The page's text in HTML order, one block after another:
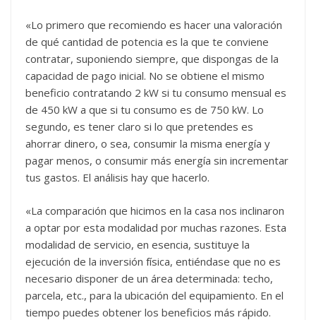
«Lo primero que recomiendo es hacer una valoración
de qué cantidad de potencia es la que te conviene
contratar, suponiendo siempre, que dispongas de la
capacidad de pago inicial. No se obtiene el mismo
beneficio contratando 2 kW si tu consumo mensual es
de 450 kW a que si tu consumo es de 750 kW. Lo
segundo, es tener claro si lo que pretendes es
ahorrar dinero, o sea, consumir la misma energía y
pagar menos, o consumir más energía sin incrementar
tus gastos. El análisis hay que hacerlo.
«La comparación que hicimos en la casa nos inclinaron
a optar por esta modalidad por muchas razones. Esta
modalidad de servicio, en esencia, sustituye la
ejecución de la inversión física, entiéndase que no es
necesario disponer de un área determinada: techo,
parcela, etc., para la ubicación del equipamiento. En el
tiempo puedes obtener los beneficios más rápido.